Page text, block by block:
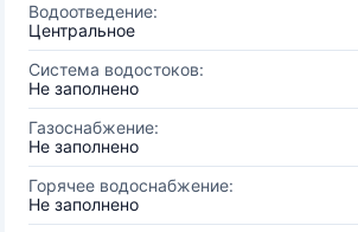
Водоотведение:
Центральное
Система водостоков:
Не заполнено
Газоснабжение:
Не заполнено
Горячее водоснабжение:
Не заполнено